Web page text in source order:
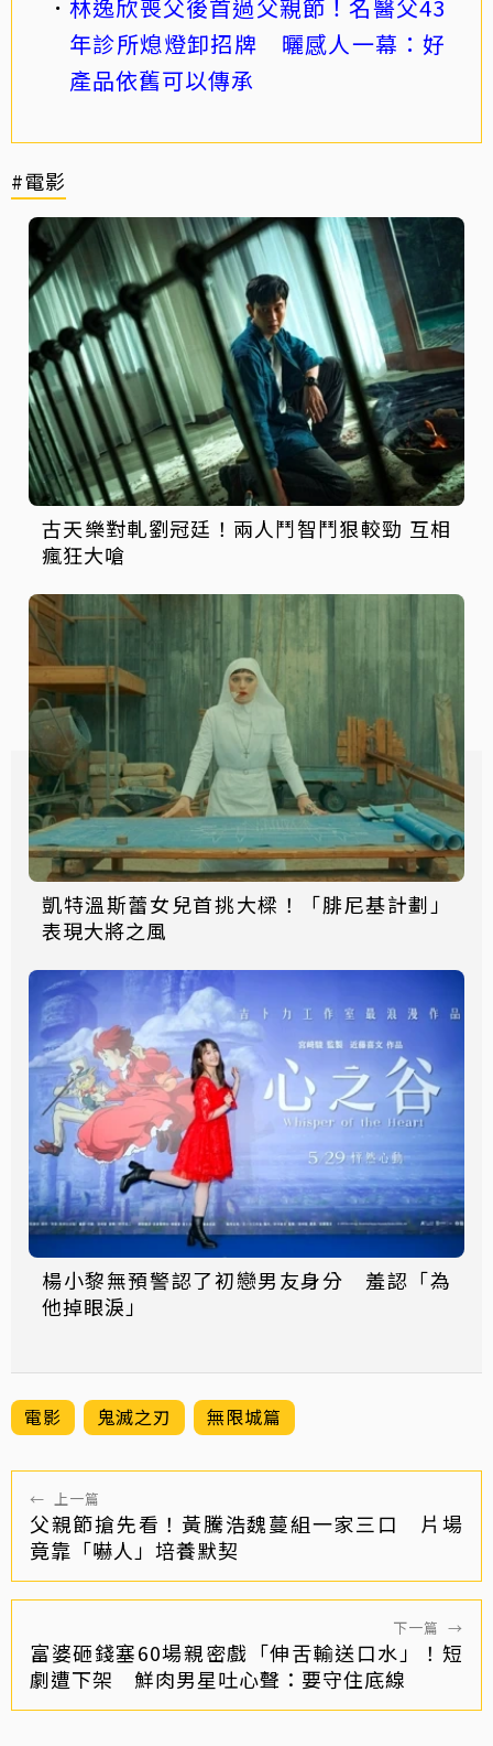
林逸欣喪父後首過父親節！名醫父43
年診所熄燈卸招牌 曬感人一幕：好
產品依舊可以傳承
#電影
古天樂對軋劉冠廷！兩人鬥智鬥狠較勁 互相
瘋狂大嗆
凱特溫斯蕾女兒首挑大樑！「腓尼基計劃」
表現大將之風
楊小黎無預警認了初戀男友身分 羞認「為
他掉眼淚」
電影 鬼滅之刃 無限城篇
← 上一篇
父親節搶先看！黃騰浩魏蔓組一家三口 片場
竟靠「嚇人」培養默契
下一篇 →
富婆砸錢塞60場親密戲「伸舌輸送口水」！短
劇遭下架 鮮肉男星吐心聲：要守住底線